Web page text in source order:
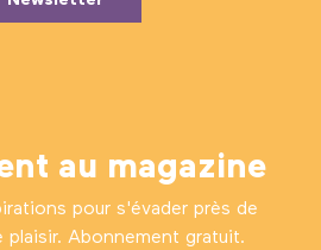
au magazine
pour s'évader près de
Abonnement gratuit.